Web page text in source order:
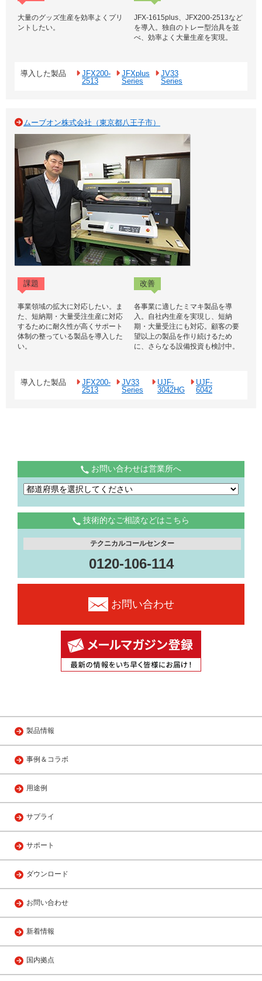
大量のグッズ生産を効率よくプリ
ントしたい。
JFX-1615plus、JFX200-2513など
を導入。独自のトレー型治具を並
べ、効率よく大量生産を実現。
導入した製品
JFX200-
2513
JFXplus
Series
JV33
Series
ムーブオン株式会社（東京都八王子市）
課題 改善
事業領域の拡大に対応したい。ま
た、短納期・大量受注生産に対応
するために耐久性が高くサポート
体制の整っている製品を導入した
い。
各事業に適したミマキ製品を導
入。自社内生産を実現し、短納
期・大量受注にも対応。顧客の要
望以上の製品を作り続けるため
に、さらなる設備投資も検討中。
導入した製品
JFX200-
2513
JV33
Series
UJF-
3042HG
UJF-
6042
お問い合わせは営業所へ
技術的なご相談などはこちら
テクニカルコールセンター
0120-106-114
お問い合わせ
製品情報
事例＆コラボ
用途例
サプライ
サポート
ダウンロード
お問い合わせ
新着情報
国内拠点